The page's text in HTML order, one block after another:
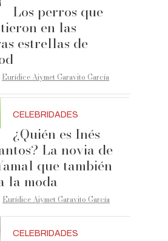
Los perros que
en las
estrellas de
Eurídice Aiymet Garavito García
CELEBRIDADES
¿Quién es Inés
La novia de
que también
la moda
Eurídice Aiymet Garavito García
CELEBRIDADES